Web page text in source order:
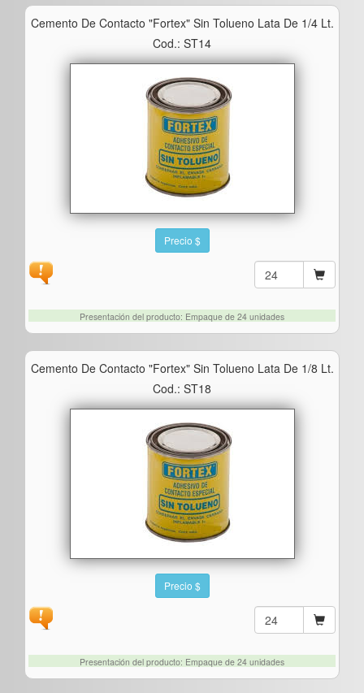
Cemento De Contacto "fortex" Sin Tolueno Lata De 1/4 Lt.
Cod.: ST14
Precio $
Presentación del producto: Empaque de 24 unidades
Cemento De Contacto "fortex" Sin Tolueno Lata De 1/8 Lt.
Cod.: ST18
Precio $
Presentación del producto: Empaque de 24 unidades